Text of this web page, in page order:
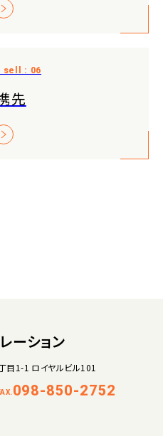
先
ーション
1-1 ロイヤルビル101
098-850-2752